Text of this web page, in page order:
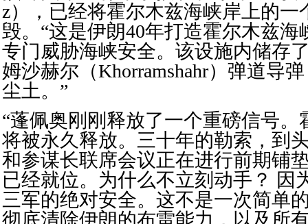
z），已经将霍尔木兹海峡岸上的一
毁。“这是伊朗40年打造霍尔木兹海
专门威胁海峡安全。该设施内储存
姆沙赫尔（Khorramshahr）弹道导
尘土。”
“蓬佩奥刚刚释放了一个重磅信号。
将被永久释放。三十年的勒索，到
和参谋长联席会议正在进行前期铺
已经就位。为什么不立刻动手？ 因
三军的绝对安全。这不是一次简单
彻底清除伊朗的布雷能力，以及所